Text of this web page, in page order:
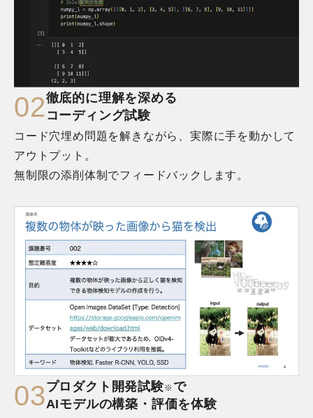
02徹底的に理解を深める
コーディング試験
コード穴埋め問題を解きながら、実際に手を動かして
アウトプット。
無制限の添削体制でフィードバックします。
03プロダクト開発試験※ で
AIモデルの構築・評価を体験